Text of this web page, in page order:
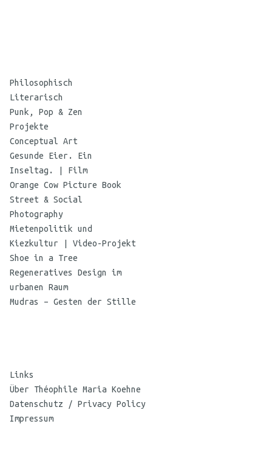
Koehne
Philosophisch
Literarisch
Punk, Pop & Zen
Projekte
Conceptual Art
Gesunde Eier. Ein
Inseltag. | Film
Orange Cow Picture Book
Street & Social
Photography
Mietenpolitik und
Kiezkultur | Video-Projekt
Shoe in a Tree
Regeneratives Design im
urbanen Raum
Mudras – Gesten der Stille
Links
Über Théophile Maria Koehne
Datenschutz / Privacy Policy
Impressum